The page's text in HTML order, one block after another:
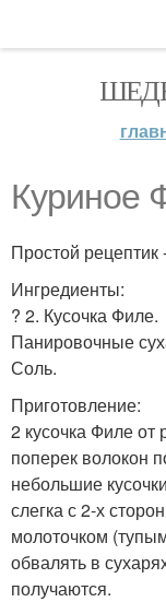
Куриное
Простой рецептик
Ингредиенты:
? 2. Кусочка Филе.
Панировочные
Соль.
Приготовление:
2 кусочка Филе от
поперек волокон
небольшие
слегка с 2-х
молоточком
обвалять в
получаются.